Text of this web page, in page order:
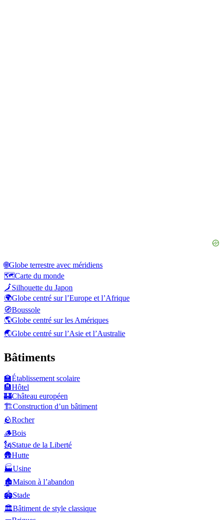
🌐Globe terrestre avec méridiens
🗺️Carte du monde
🗾Silhouette du Japon
🌍Globe centré sur l’Europe et l’Afrique
🧭Boussole
🌎Globe centré sur les Amériques
🌏Globe centré sur l’Asie et l’Australie
Bâtiments
🏫Établissement scolaire
🏨Hôtel
🏰Château européen
🏗️Construction d’un bâtiment
🪨Rocher
🪵Bois
🗽Statue de la Liberté
🛖Hutte
🏭Usine
🏚️Maison à l’abandon
🏟️Stade
🏛️Bâtiment de style classique